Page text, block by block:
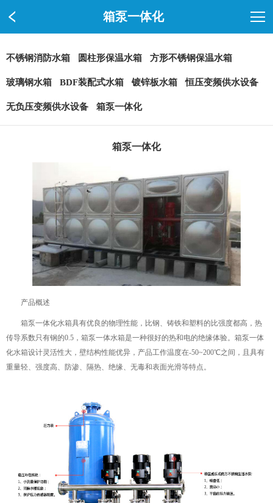
箱泵一体化
不锈钢消防水箱 圆柱形保温水箱 方形不锈钢保温水箱
玻璃钢水箱 BDF装配式水箱 镀锌板水箱 恒压变频供水设备
无负压变频供水设备 箱泵一体化
箱泵一体化
产品概述
箱泵一体化水箱具有优良的物理性能，比钢、铸铁和塑料的比强度都高，热
传导系数只有钢的0.5，箱泵一体水箱是一种很好的热和电的绝缘体验。箱泵一体
化水箱设计灵活性大，壁结构性能优异，产品工作温度在-50~200℃之间，且具有
重量轻、强度高、防渗、隔热、绝缘、无毒和表面光滑等特点。